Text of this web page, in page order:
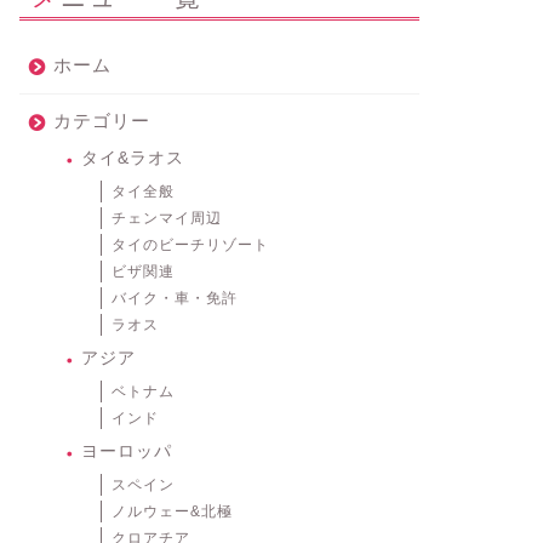
ホーム
カテゴリー
タイ&ラオス
タイ全般
チェンマイ周辺
タイのビーチリゾート
ビザ関連
バイク・車・免許
ラオス
アジア
ベトナム
インド
ヨーロッパ
スペイン
ノルウェー&北極
クロアチア